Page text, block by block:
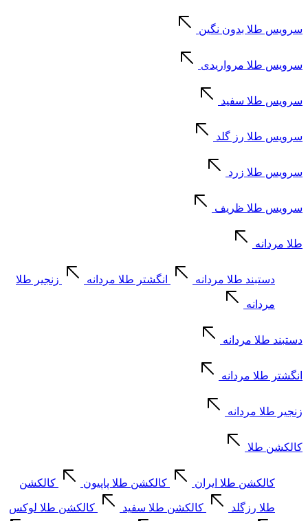
سرویس طلا بدون نگین
سرویس طلا مرواریدی
سرویس طلا سفید
سرویس طلا رز گلد
سرویس طلا زرد
سرویس طلا ظریف
طلا مردانه
دستبند طلا مردانه انگشتر طلا مردانه زنجیر طلا
مردانه
دستبند طلا مردانه
انگشتر طلا مردانه
زنجیر طلا مردانه
کالکشن طلا
کالکشن طلا ایران کالکشن طلا پاپیون کالکشن
طلا رزگلد کالکشن طلا سفید کالکشن طلا لوکس